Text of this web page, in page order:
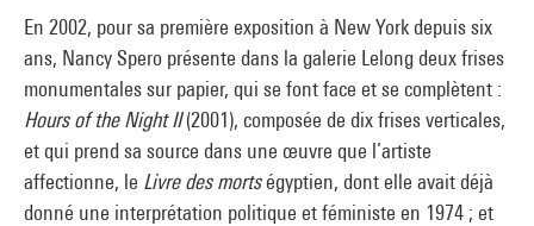
En 2002, pour sa première exposition à New York depuis six
ans, Nancy Spero présente dans la galerie Lelong deux frises
monumentales sur papier, qui se font face et se complètent :
Hours of the Night II(2001), composée de dix frises verticales,
et qui prend sa source dans une œuvre que l’artiste
affectionne, le Livre des mortségyptien, dont elle avait déjà
donné une interprétation politique et féministe en 1974 ; et